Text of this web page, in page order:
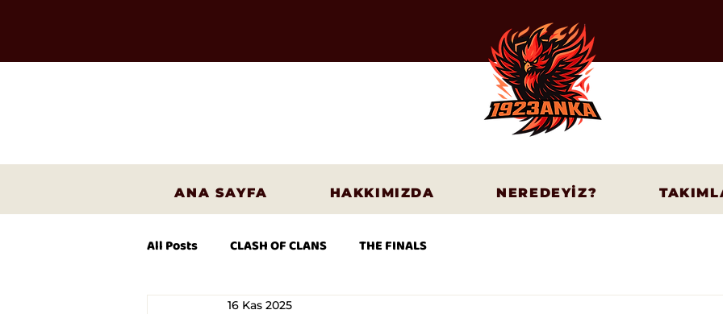
ANA SAYFA HAKKIMIZDA NEREDEYİZ?
All Posts CLASH OF CLANS THE FINALS
16 Kas 2025